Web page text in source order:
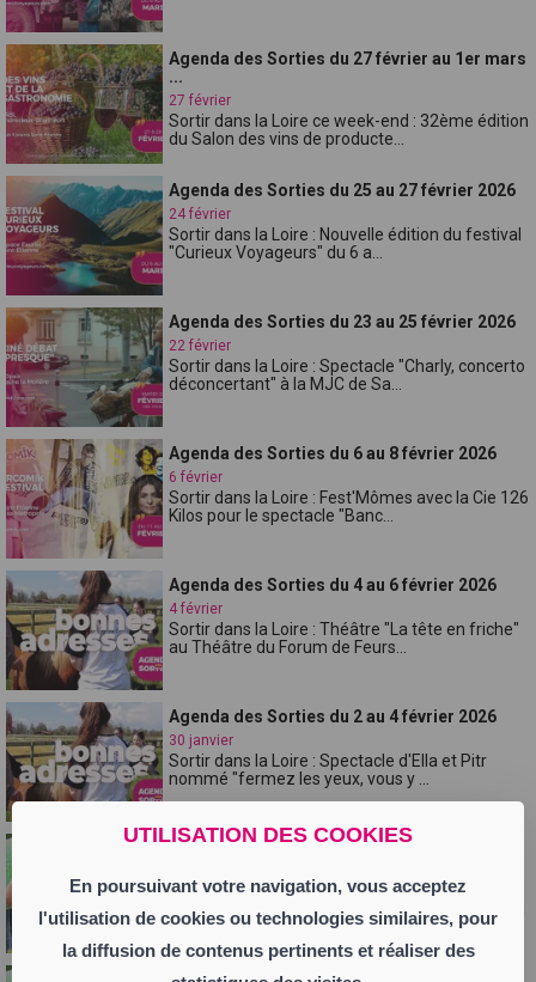
UTILISATION DES COOKIES
En poursuivant votre navigation, vous acceptez
l'utilisation de cookies ou technologies similaires, pour
la diffusion de contenus pertinents et réaliser des
Agenda des Sorties du 27 février au 1er mars
...
27 février
Sortir dans la Loire ce week-end : 32ème édition
du Salon des vins de producte...
Agenda des Sorties du 25 au 27 février 2026
24 février
Sortir dans la Loire : Nouvelle édition du festival
"Curieux Voyageurs" du 6 a...
Agenda des Sorties du 23 au 25 février 2026
22 février
Sortir dans la Loire : Spectacle "Charly, concerto
déconcertant" à la MJC de Sa...
Agenda des Sorties du 6 au 8 février 2026
6 février
Sortir dans la Loire : Fest'Mômes avec la Cie 126
Kilos pour le spectacle "Banc...
Agenda des Sorties du 4 au 6 février 2026
4 février
Sortir dans la Loire : Théâtre "La tête en friche"
au Théâtre du Forum de Feurs...
Agenda des Sorties du 2 au 4 février 2026
30 janvier
Sortir dans la Loire : Spectacle d'Ella et Pitr
nommé "fermez les yeux, vous y ...
Agenda des Sorties du 30 janvier au 1er
30 janvier
Sortir dans la Loire ce week-end : Fin du Festival
"Les Poly'sons" avec La Gra...